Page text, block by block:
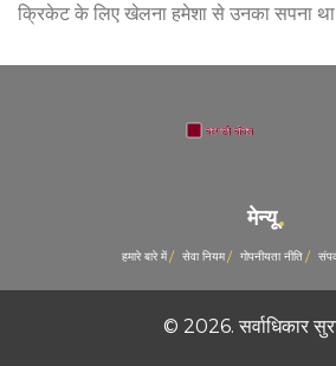
क्रिकेट के लिए खेलना हमेशा से उनका सपना
मेन्यू
हमारे बारे में सेवा नियम गोपनीयता नीति
© 2026. सर्वाधिकार